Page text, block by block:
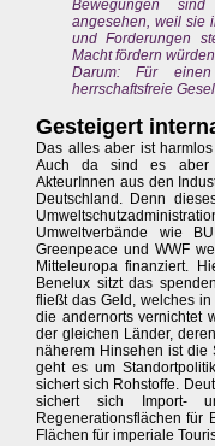
Bewegungen sind
angesehen, weil sie
und Forderungen
Macht fördern
Darum: Für
herrschaftsfreie
Gesteigert
Das alles aber ist
Auch da sind es aber
AkteurInnen aus den
Deutschland. Denn
Umweltverbände wie
Greenpeace und WWF
Mitteleuropa finanziert.
Benelux sitzt das
fließt das Geld, welches
die andernorts vernichtet
der gleichen Länder,
näherem Hinsehen ist die
geht es um
sichert sich Rohstoffe.
sichert sich Import-
Regenerationsflächen für
Flächen für imperiale